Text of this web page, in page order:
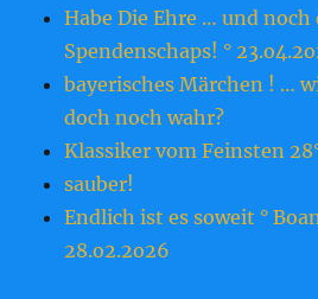
Habe Die Ehre … und
Spendenschaps! °
bayerisches Märchen ! …
doch noch wahr?
Klassiker vom Feinsten
sauber!
Endlich ist es soweit °
28.o2.2o26